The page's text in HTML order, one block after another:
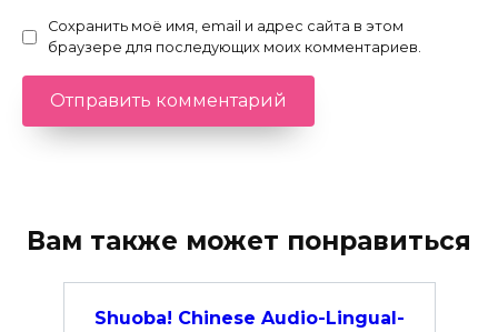
Сохранить моё имя, email и адрес сайта в этом
браузере для последующих моих комментариев.
Вам также может понравиться
Shuoba! Chinese Audio-Lingual-